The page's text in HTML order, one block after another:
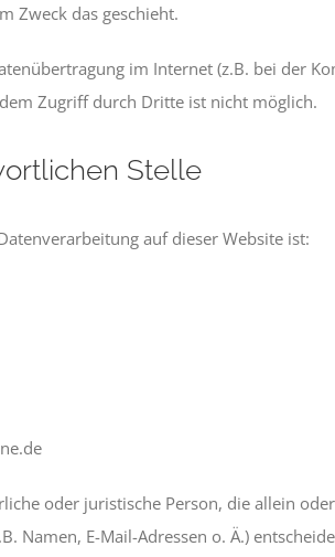
Zweck das geschieht.
im Internet (z.B. bei der
Zugriff durch Dritte ist nicht möglich.
Stelle
auf dieser Website ist:
oder juristische Person, die allein
Namen, E-Mail-Adressen o. Ä.)